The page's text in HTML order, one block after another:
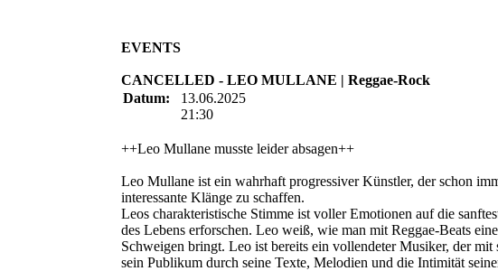
EVENTS
CANCELLED - LEO MULLANE | Reggae-Rock
Datum:
13.06.2025
21:30
++Leo Mullane musste leider absagen++
Leo Mullane ist ein wahrhaft progressiver Künstler, der schon
interessante Klänge zu schaffen.
Leos charakteristische Stimme ist voller Emotionen auf die
des Lebens erforschen. Leo weiß, wie man mit Reggae-Beats
Schweigen bringt. Leo ist bereits ein vollendeter Musiker, der
sein Publikum durch seine Texte, Melodien und die Intimität